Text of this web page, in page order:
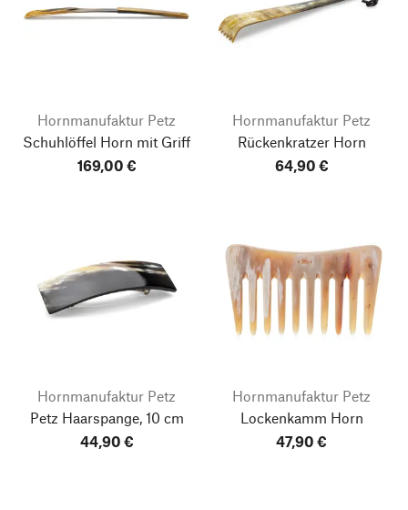
Hornmanufaktur Petz
Schuhlöffel Horn mit Griff
169,00 €
Hornmanufaktur Petz
Rückenkratzer Horn
64,90 €
Hornmanufaktur Petz
Petz Haarspange, 10 cm
44,90 €
Hornmanufaktur Petz
Lockenkamm Horn
47,90 €